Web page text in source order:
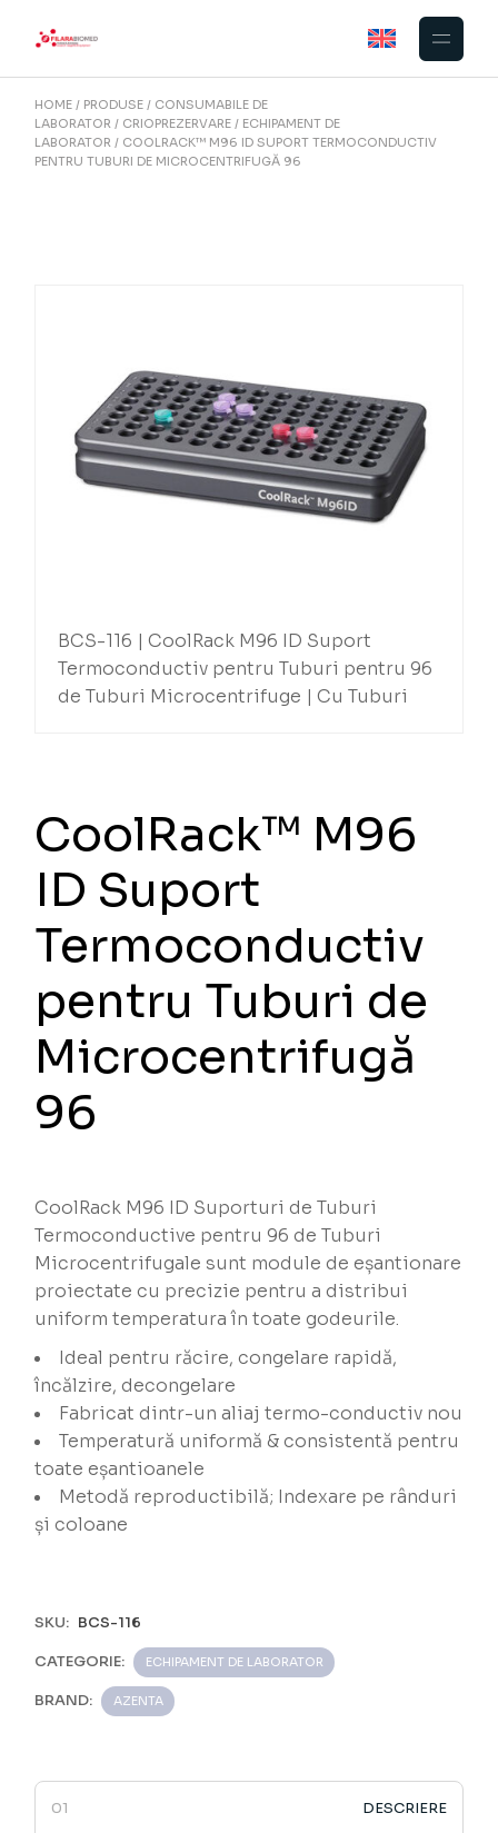
HOME PRODUSE
CONSUMABILE DE
LABORATOR
CRIOPREZERVARE
ECHIPAMENT DE
LABORATOR
COOLRACK™ M96 ID SUPORT TERMOCONDUCTIV
PENTRU TUBURI DE MICROCENTRIFUGĂ 96
BCS-116 | CoolRack M96 ID Suport
Termoconductiv pentru Tuburi pentru 96
de Tuburi Microcentrifuge | Cu Tuburi
CoolRack™ M96
ID Suport
Termoconductiv
pentru Tuburi de
Microcentrifugă
96
CoolRack M96 ID Suporturi de Tuburi
Termoconductive pentru 96 de Tuburi
Microcentrifugale sunt module de eșantionare
proiectate cu precizie pentru a distribui
uniform temperatura în toate godeurile.
Ideal pentru răcire, congelare rapidă,
încălzire, decongelare
Fabricat dintr-un aliaj termo-conductiv nou
Temperatură uniformă & consistentă pentru
toate eșantioanele
Metodă reproductibilă; Indexare pe rânduri
și coloane
SKU: BCS-116
CATEGORIE: ECHIPAMENT DE LABORATOR
BRAND: AZENTA
DESCRIERE